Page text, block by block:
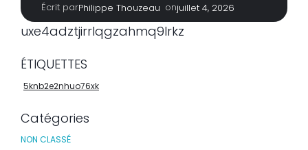
Écrit parPhilippe Thouzeau onjuillet 4, 2026
uxe4adztjirrlqgzahmq9lrkz
ÉTIQUETTES
5knb2e2nhuo76xk
Catégories
NON CLASSÉ